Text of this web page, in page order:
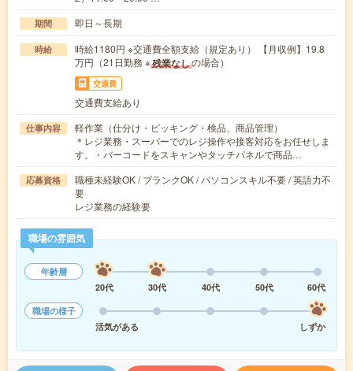
期間 即日～長期
時給
時給1180円 ※交通費全額支給（規定あり） 【月収例】19.8
万円（21日勤務 ※残業なしの場合）
交通費
交通費支給あり
仕事内容
軽作業（仕分け・ピッキング・検品、商品管理）
＊レジ業務・スーパーでのレジ操作や接客対応をお任せしま
す。・バーコードをスキャンやタッチパネルで商品…
応募資格
職種未経験OK / ブランクOK / パソコンスキル不要 / 英語力不
要
レジ業務の経験要
職場の雰囲気
年齢層
20代
30代 40代 50代
60代
職場の様子
活気がある
しずか